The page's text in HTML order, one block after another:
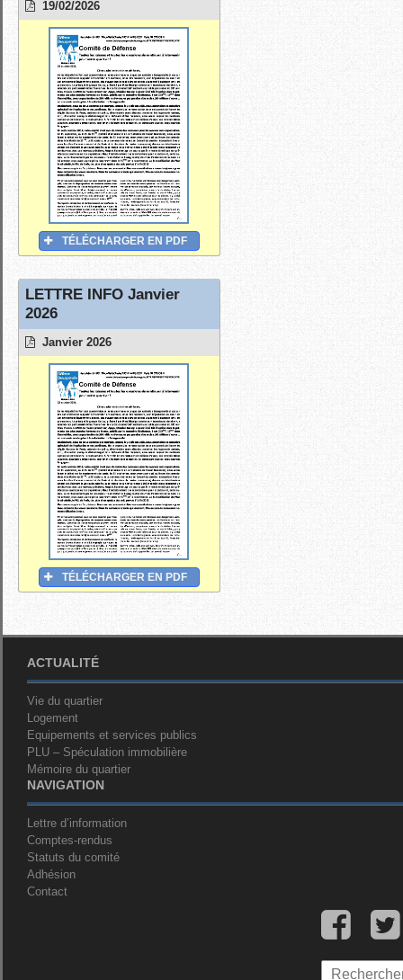
19/02/2026
TÉLÉCHARGER EN PDF
LETTRE INFO Janvier
2026
Janvier 2026
TÉLÉCHARGER EN PDF
ACTUALITÉ
Vie du quartier
Logement
Equipements et services publics
PLU – Spéculation immobilière
Mémoire du quartier
NAVIGATION
Lettre d’information
Comptes-rendus
Statuts du comité
Adhésion
Contact